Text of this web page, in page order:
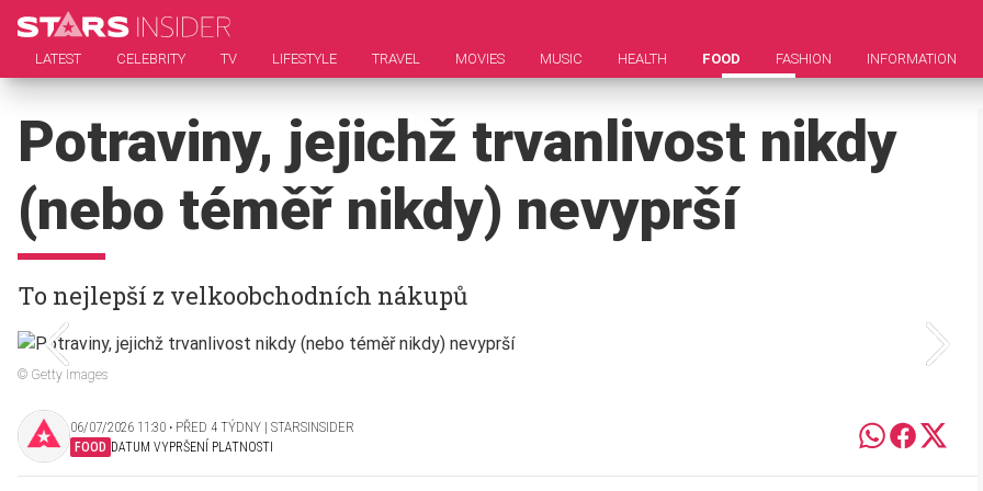
LATEST CELEBRITY TV LIFESTYLE TRAVEL MOVIES MUSIC HEALTH FOOD FASHION INFORMATION
Potraviny, jejichž trvanlivost nikdy
(nebo téměř nikdy) nevyprší
To nejlepší z velkoobchodních nákupů
© Getty Images
06/07/2026 11:30 ‧ PŘED 4 TÝDNY | STARSINSIDER
FOOD DATUM VYPRŠENÍ PLATNOSTI